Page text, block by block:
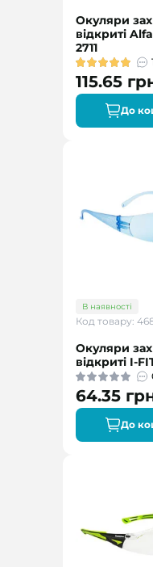
Окуляри
відкриті
2711
115.65
До
В наявності
Код товару:
Окуляри
відкриті I-
64.35
До